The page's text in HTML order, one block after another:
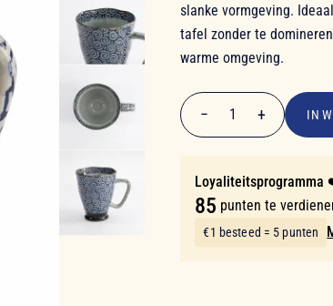
slanke vormgeving.
tafel zonder te
warme omgeving.
€ 16,90
− 1 +
Aantal
IN
Loyaliteitsprogramma
85 punten te
€1 besteed = 5 punten